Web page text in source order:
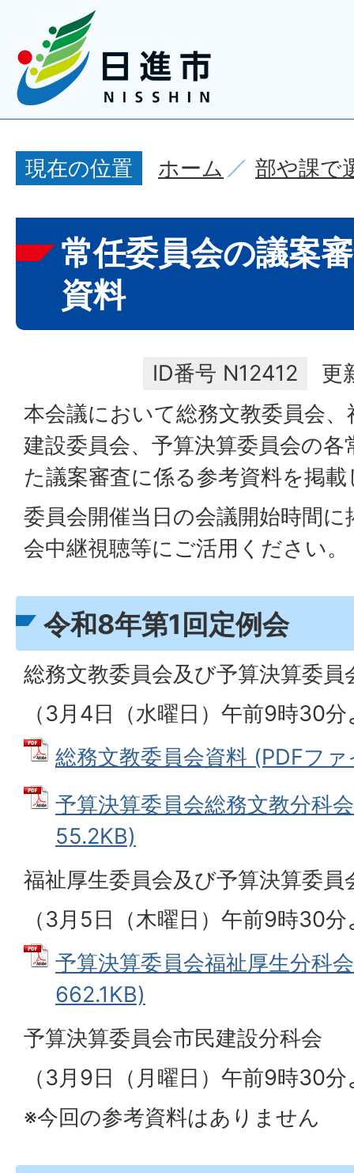
現在の位置 ホーム 部や課で
常任委員会の議案
資料
ID番号 N12412
更
本会議において総務文教委員会
建設委員会、予算決算委員会の
た議案審査に係る参考資料を掲
委員会開催当日の会議開始時間
会中継視聴等にご活用ください。
令和8年第1回定例会
総務文教委員会及び予算決算委員
（3月4日（水曜日）午前9時30
総務文教委員会資料 (PDFフ
予算決算委員会総務文教分科
55.2KB)
福祉厚生委員会及び予算決算委員
（3月5日（木曜日）午前9時30
予算決算委員会福祉厚生分科
662.1KB)
予算決算委員会市民建設分科会
（3月9日（月曜日）午前9時30
※今回の参考資料はありません